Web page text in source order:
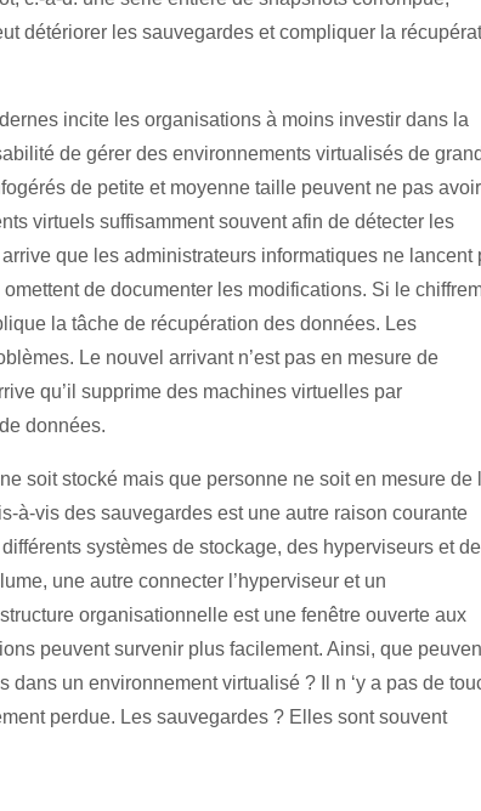
détériorer les sauvegardes et compliquer la
incite les organisations à moins investir dans la
de gérer des environnements virtualisés de
de petite et moyenne taille peuvent ne pas avoir
virtuels suffisamment souvent afin de détecter les
que les administrateurs informatiques ne lancent
de documenter les modifications. Si le
la tâche de récupération des données. Les
Le nouvel arrivant n’est pas en mesure de
qu’il supprime des machines virtuelles par
données.
soit stocké mais que personne ne soit en mesure de
à-vis des sauvegardes est une autre raison courante
systèmes de stockage, des hyperviseurs et
une autre connecter l’hyperviseur et un
organisationnelle est une fenêtre ouverte aux
peuvent survenir plus facilement. Ainsi, que
un environnement virtualisé ? Il n ‘y a pas de
perdue. Les sauvegardes ? Elles sont souvent